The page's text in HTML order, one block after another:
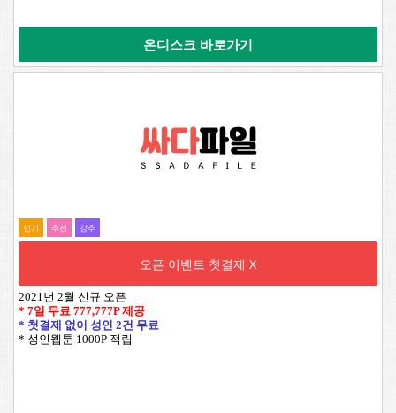
온디스크 바로가기
인기 추전 강추
오픈 이벤트 첫결제 X
2021년 2월 신규 오픈
* 7일 무료 777,777P제공
* 첫결제 없이 성인 2건 무료
* 성인웹툰 1000P 적립